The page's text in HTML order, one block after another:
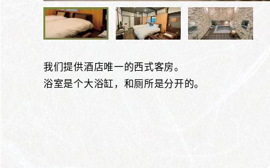
我们提供酒店唯一的西式客房。
浴室是个大浴缸，和厕所是分开的。